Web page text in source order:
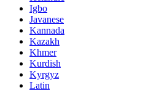
Igbo
Javanese
Kannada
Kazakh
Khmer
Kurdish
Kyrgyz
Latin